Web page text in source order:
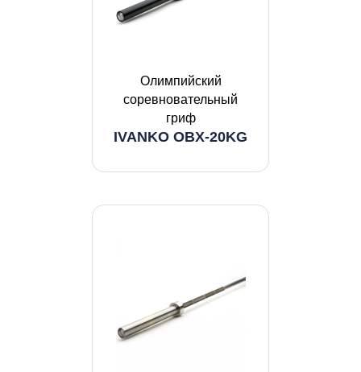
Олимпийский
соревновательный
гриф
IVANKO OBX-20KG